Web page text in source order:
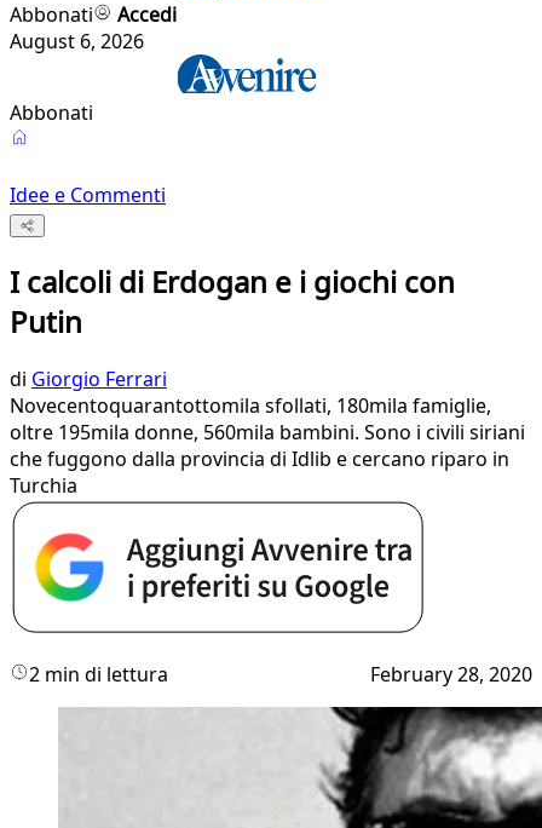
Abbonati
Accedi
August 6, 2026
Abbonati
Idee e Commenti
I calcoli di Erdogan e i giochi con
Putin
di Giorgio Ferrari
Novecentoquarantottomila sfollati, 180mila famiglie,
oltre 195mila donne, 560mila bambini. Sono i civili siriani
che fuggono dalla provincia di Idlib e cercano riparo in
Turchia
2 min di lettura February 28, 2020